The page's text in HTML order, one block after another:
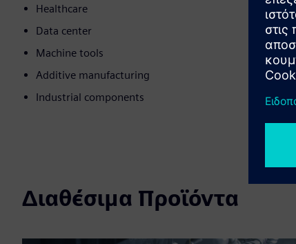
Healthcare
Data center
Machine tools
Additive manufacturing
Industrial components
Διαθέσιμα Προϊόντα